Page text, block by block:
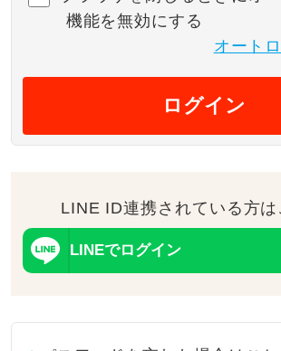
機能を無効にする
オート
ログイン
LINE ID連携されている方は
LINEでログイン